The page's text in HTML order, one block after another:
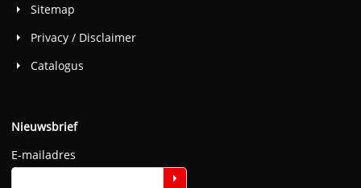
Sitemap
Privacy / Disclaimer
Catalogus
Nieuwsbrief
E-mailadres